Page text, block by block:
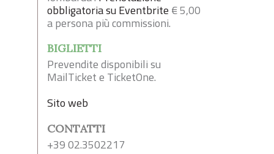
obbligatoria su Eventbrite € 5,00
a persona più commissioni.
BIGLIETTI
Prevendite disponibili su
MailTicket e TicketOne.
Sito web
CONTATTI
+39 02.3502217